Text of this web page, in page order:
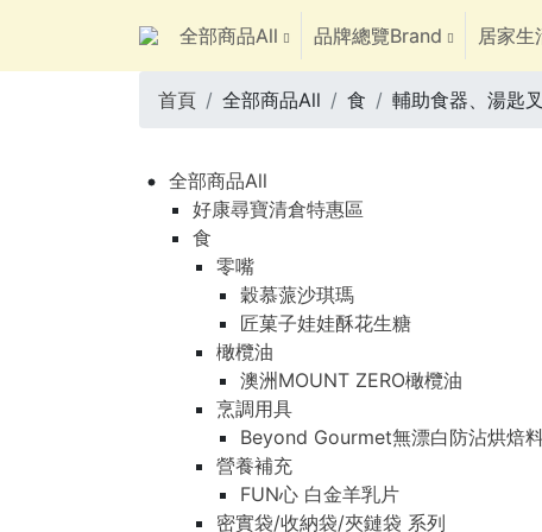
全部商品All 品牌總覽Brand 居家
首頁 全部商品All 食 輔助食器、湯匙
全部商品All
好康尋寶清倉特惠區
食
零嘴
穀慕蒎沙琪瑪
匠菓子娃娃酥花生糖
橄欖油
澳洲MOUNT ZERO橄欖油
烹調用具
Beyond Gourmet無漂白防沾烘焙
營養補充
FUN心 白金羊乳片
密實袋/收納袋/夾鏈袋 系列